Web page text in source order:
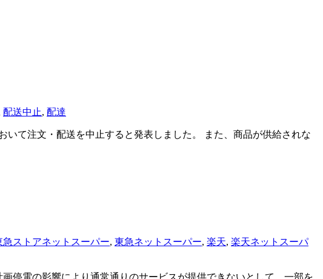
配送中止, 配達
て注文・配送を中止すると発表しました。 また、商品が供給されな
急ストアネットスーパー, 東急ネットスーパー, 楽天, 楽天ネットスーパ
停電の影響により通常通りのサービスが提供できないとして、一部を